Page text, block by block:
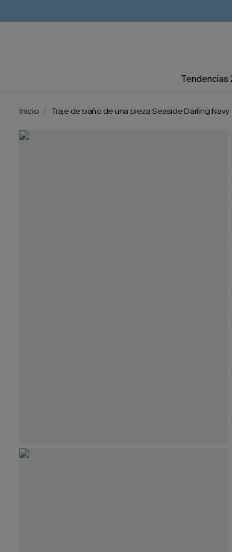
Tendencias
Inicio Traje de baño de una pieza Seaside Darling Navy